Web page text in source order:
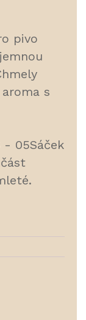
pivo
s
- 05Sáček